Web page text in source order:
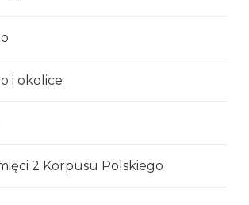
i okolice
2 Korpusu Polskiego